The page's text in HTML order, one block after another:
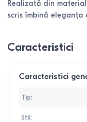
Realizată din
scris îmbină
Caracteristici
Caracteristici
Tip:
Stil: